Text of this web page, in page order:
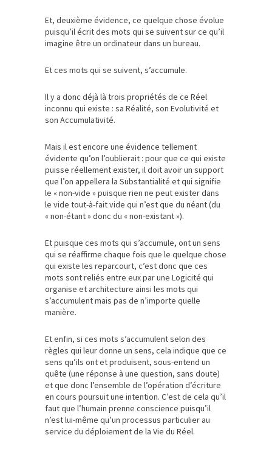
Et, deuxième évidence, ce quelque chose évolue
puisqu’il écrit des mots qui se suivent sur ce qu’il
imagine être un ordinateur dans un bureau.
Et ces mots qui se suivent, s’accumule.
Il y a donc déjà là trois propriétés de ce Réel
inconnu qui existe : sa Réalité, son Evolutivité et
son Accumulativité.
Mais il est encore une évidence tellement
évidente qu’on l’oublierait : pour que ce qui existe
puisse réellement exister, il doit avoir un support
que l’on appellera la Substantialité et qui signifie
le « non-vide » puisque rien ne peut exister dans
le vide tout-à-fait vide qui n’est que du néant (du
« non-étant » donc du « non-existant »).
Et puisque ces mots qui s’accumule, ont un sens
qui se réaffirme chaque fois que le quelque chose
qui existe les reparcourt, c’est donc que ces
mots sont reliés entre eux par une Logicité qui
organise et architecture ainsi les mots qui
s’accumulent mais pas de n’importe quelle
manière.
Et enfin, si ces mots s’accumulent selon des
règles qui leur donne un sens, cela indique que ce
sens qu’ils ont et produisent, sous-entend un
quête (une réponse à une question, sans doute)
et que donc l’ensemble de l’opération d’écriture
en cours poursuit une intention. C’est de cela qu’il
faut que l’humain prenne conscience puisqu’il
n’est lui-même qu’un processus particulier au
service du déploiement de la Vie du Réel.